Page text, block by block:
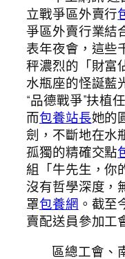
立戰爭區外賣行
爭區外賣行業結
表年夜會，這些
秤濃烈的「財富
水瓶座的怪誕藍
“品德戰爭”扶植
而包養站長她的
劍，不斷地在水
孤獨的精確交點
組「牛先生，你
沒有哲學深度，
罩包養網 。截至
賣配送員參加工
區總工會、